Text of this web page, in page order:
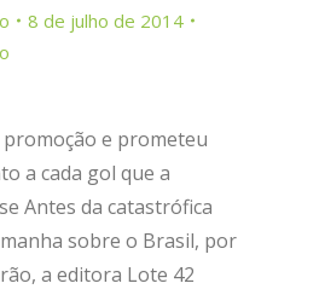
8 de julho de 2014
e prometeu
a cada gol que a
Antes da catastrófica
sobre o Brasil, por
a editora Lote 42